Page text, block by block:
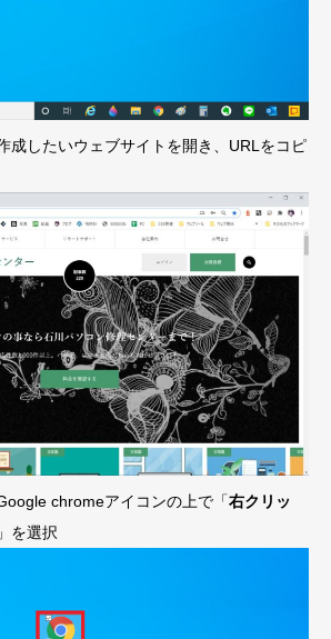
成したいウェブサイトを開き、URLをコピ
chromeアイコンの上で「右クリッ
を選択